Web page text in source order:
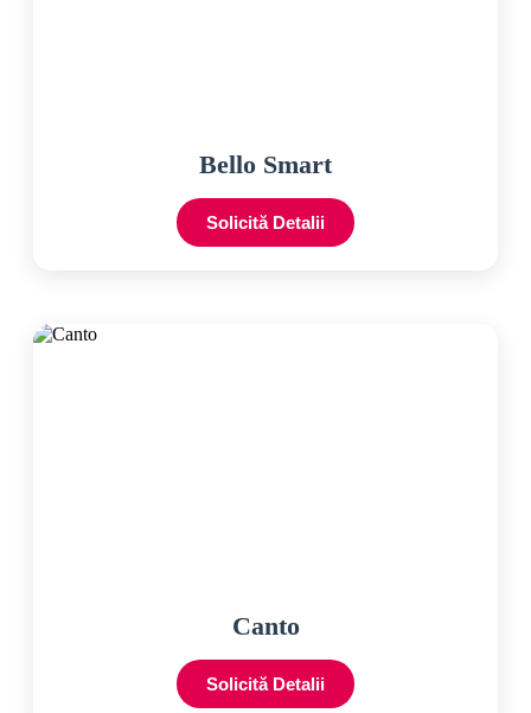
Bello Smart
Solicită Detalii
Canto
Solicită Detalii